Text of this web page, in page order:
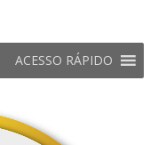
ACESSO RÁPIDO